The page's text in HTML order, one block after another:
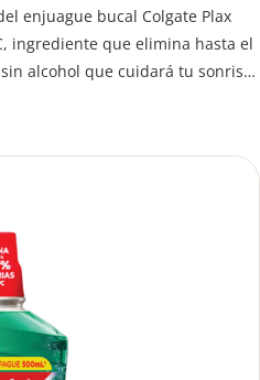
enjuague bucal Colgate Plax
ingrediente que elimina hasta el
alcohol que cuidará tu sonrisa